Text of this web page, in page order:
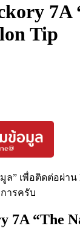
7A
Tip
” เพื่อติดต่อผ่าน
ารครับ
7A “The